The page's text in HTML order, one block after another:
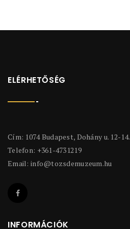
ELÉRHETŐSÉG
Cím: 1074 Budapest, Dohány u. 12-14.
Telefon: +361-4731219
Email: info@tozsdemuzeum.hu
INFORMÁCIÓK